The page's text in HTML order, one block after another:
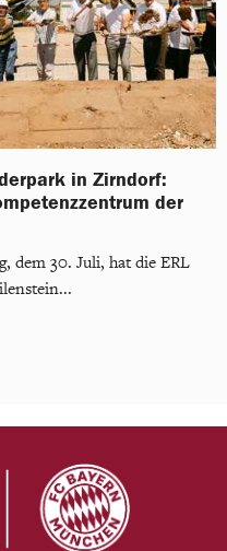
in Zirndorf:
der
dem 30. Juli, hat die ERL